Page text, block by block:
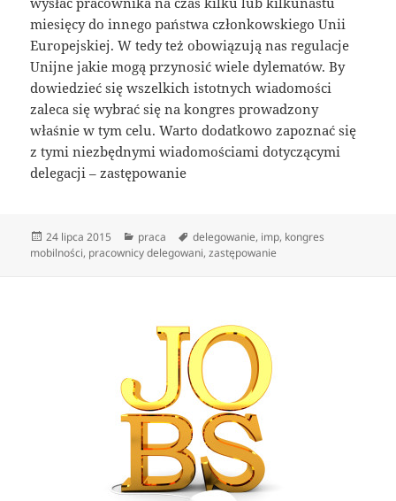
miesięcy do innego państwa członkowskiego Unii
Europejskiej. W tedy też obowiązują nas regulacje
Unijne jakie mogą przynosić wiele dylematów. By
dowiedzieć się wszelkich istotnych wiadomości
zaleca się wybrać się na kongres prowadzony
właśnie w tym celu. Warto dodatkowo zapoznać się
z tymi niezbędnymi wiadomościami dotyczącymi
delegacji – zastępowanie
Data
publikacji
24 lipca 2015 Kategorie
praca Tagi
delegowanie, imp, kongres
mobilności, pracownicy delegowani,zastępowanie